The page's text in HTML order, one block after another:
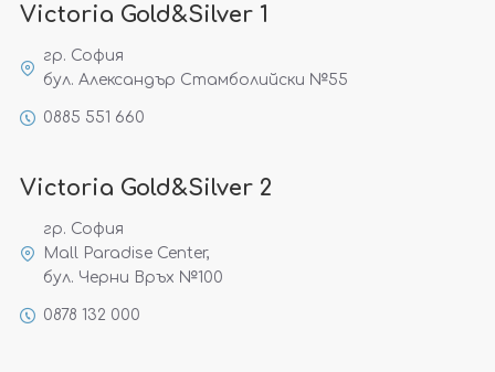
Victoria Gold&Silver 1
гр. София
бул. Александър Стамболийски №55
0885 551 660
Victoria Gold&Silver 2
гр. София
Mall Paradise Center,
бул. Черни Връх №100
0878 132 000